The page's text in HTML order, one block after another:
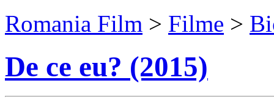
Romania Film > Filme >
De ce eu? (2015)